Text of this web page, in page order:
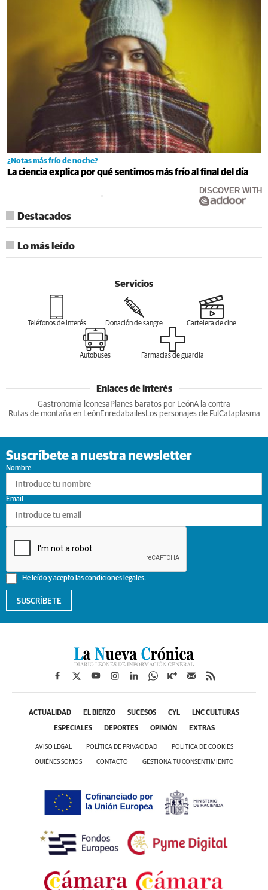
¿Notas más frío de noche?
La ciencia explica por qué sentimos más frío al final del día
DISCOVER WITH
Destacados
Lo más leído
Servicios
Teléfonos de interés Donación de sangre Cartelera de cine
Autobuses Farmacias de guardia
Enlaces de interés
Gastronomia leonesa Planes baratos por LeónA la contra
Rutas de montaña en LeónEnredabailesLos personajes de Ful Cataplasma
Suscríbete a nuestra newsletter
Nombre
He leído y acepto lascondiciones legales.
Email
SUSCRÍBETE
ACTUALIDAD EL BIERZO SUCESOS CYL LNC CULTURAS
ESPECIALES DEPORTES OPINIÓN EXTRAS
AVISO LEGAL POLÍTICA DE PRIVACIDAD POLÍTICA DE COOKIES
QUIÉNES SOMOS CONTACTO GESTIONA TU CONSENTIMIENTO